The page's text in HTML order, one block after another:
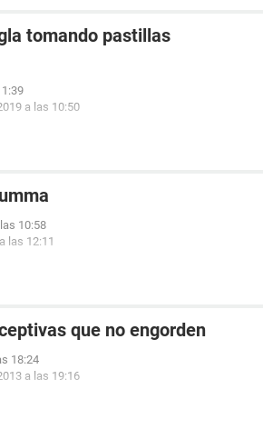
tomando pastillas
a las 10:50
10:58
las 12:11
que no engorden
18:24
a las 19:16